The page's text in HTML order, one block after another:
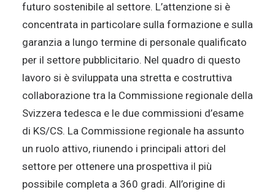
futuro sostenibile al settore. L’attenzione si è
concentrata in particolare sulla formazione e sulla
garanzia a lungo termine di personale qualificato
per il settore pubblicitario. Nel quadro di questo
lavoro si è sviluppata una stretta e costruttiva
collaborazione tra la Commissione regionale della
Svizzera tedesca e le due commissioni d’esame
di KS/CS. La Commissione regionale ha assunto
un ruolo attivo, riunendo i principali attori del
settore per ottenere una prospettiva il più
possibile completa a 360 gradi. All’origine di